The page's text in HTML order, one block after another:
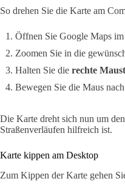
So drehen Sie die Karte am
Öffnen Sie Google Maps
Zoomen Sie in die
Halten Sie die rechte
Bewegen Sie die Maus
Die Karte dreht sich nun um
Straßenverläufen hilfreich ist.
Karte kippen am Desktop
Zum Kippen der Karte gehen